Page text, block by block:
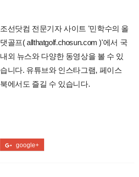
조선닷컴 전문기자 사이트 '민학수의 올
댓골프( allthatgolf.chosun.com )'에서 국
내외 뉴스와 다양한 동영상을 볼 수 있
습니다. 유튜브와 인스타그램, 페이스
북에서도 즐길 수 있습니다.
google+